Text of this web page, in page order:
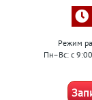
Режим
Пн–Вс: с